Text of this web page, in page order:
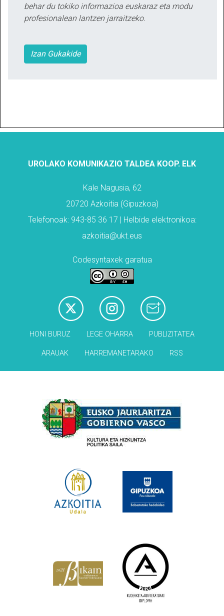
behar du tokiko informazioa euskaraz eta modu
profesionalean lantzen jarraitzeko.
Izan Gukakide
UROLAKO KOMUNIKAZIO TALDEA KOOP. ELK
Kale Nagusia, 62
20720 Azkoitia (Gipuzkoa)
Telefonoak: 943-85 36 17 | Helbide elektronikoa:
azkoitia@ukt.eus
Codesyntaxek garatua
HONI BURUZ LEGE OHARRA PUBLIZITATEA
ARAUAK HARREMANETARAKO RSS